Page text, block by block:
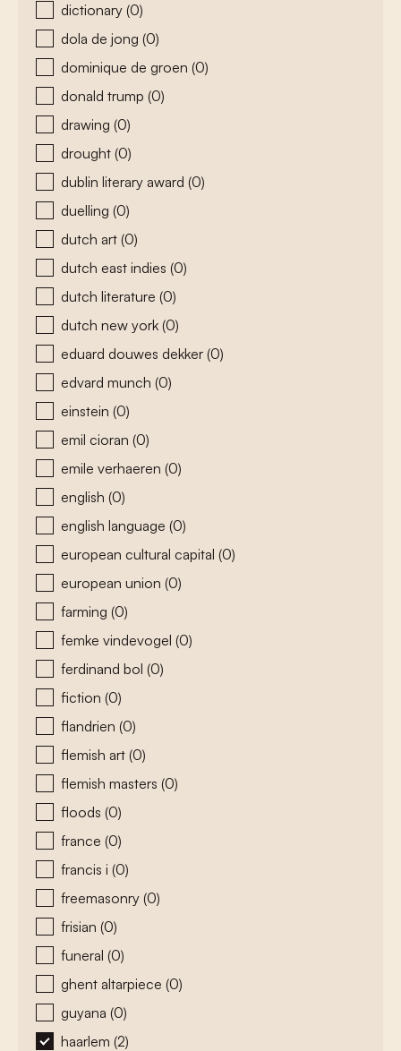
dictionary (0)
dola de jong (0)
dominique de groen (0)
donald trump (0)
drawing (0)
drought (0)
dublin literary award (0)
duelling (0)
dutch art (0)
dutch east indies (0)
dutch literature (0)
dutch new york (0)
eduard douwes dekker (0)
edvard munch (0)
einstein (0)
emil cioran (0)
emile verhaeren (0)
english (0)
english language (0)
european cultural capital (0)
european union (0)
farming (0)
femke vindevogel (0)
ferdinand bol (0)
fiction (0)
flandrien (0)
flemish art (0)
flemish masters (0)
floods (0)
france (0)
francis i (0)
freemasonry (0)
frisian (0)
funeral (0)
ghent altarpiece (0)
guyana (0)
haarlem (2)